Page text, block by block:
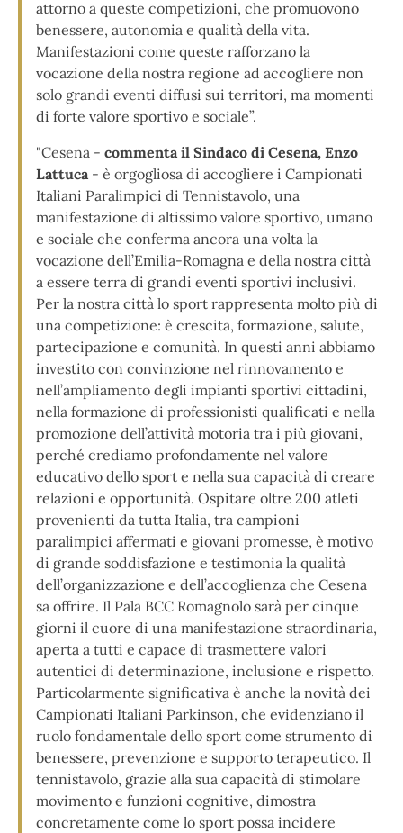
attorno a queste competizioni, che promuovono
benessere, autonomia e qualità della vita.
Manifestazioni come queste rafforzano la
vocazione della nostra regione ad accogliere non
solo grandi eventi diffusi sui territori, ma momenti
di forte valore sportivo e sociale”.
"Cesena - commenta il Sindaco di Cesena, Enzo
Lattuca - è orgogliosa di accogliere i Campionati
Italiani Paralimpici di Tennistavolo, una
manifestazione di altissimo valore sportivo, umano
e sociale che conferma ancora una volta la
vocazione dell’Emilia-Romagna e della nostra città
a essere terra di grandi eventi sportivi inclusivi.
Per la nostra città lo sport rappresenta molto più di
una competizione: è crescita, formazione, salute,
partecipazione e comunità. In questi anni abbiamo
investito con convinzione nel rinnovamento e
nell’ampliamento degli impianti sportivi cittadini,
nella formazione di professionisti qualificati e nella
promozione dell’attività motoria tra i più giovani,
perché crediamo profondamente nel valore
educativo dello sport e nella sua capacità di creare
relazioni e opportunità. Ospitare oltre 200 atleti
provenienti da tutta Italia, tra campioni
paralimpici affermati e giovani promesse, è motivo
di grande soddisfazione e testimonia la qualità
dell’organizzazione e dell’accoglienza che Cesena
sa offrire. Il Pala BCC Romagnolo sarà per cinque
giorni il cuore di una manifestazione straordinaria,
aperta a tutti e capace di trasmettere valori
autentici di determinazione, inclusione e rispetto.
Particolarmente significativa è anche la novità dei
Campionati Italiani Parkinson, che evidenziano il
ruolo fondamentale dello sport come strumento di
benessere, prevenzione e supporto terapeutico. Il
tennistavolo, grazie alla sua capacità di stimolare
movimento e funzioni cognitive, dimostra
concretamente come lo sport possa incidere